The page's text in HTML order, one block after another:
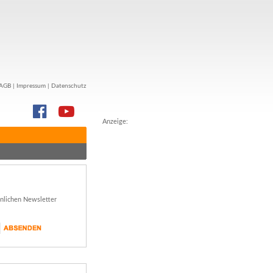
Anzeige:
Impressum Datenschutz
Newsletter